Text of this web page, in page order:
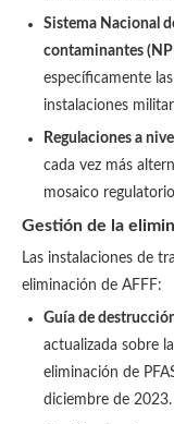
Sistema Nacional
contaminantes
específicamente
instalaciones
Regulaciones a
cada vez más
mosaico
Gestión de la
Las instalaciones de
eliminación de AFFF:
Guía de
actualizada sobre
eliminación de
diciembre de 2023.